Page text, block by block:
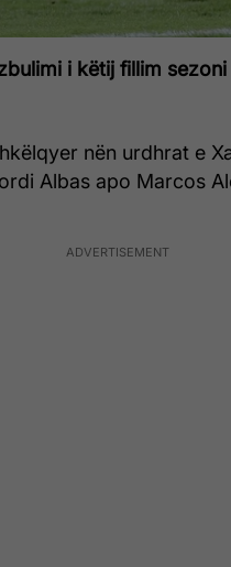
i këtij fillim
nën urdhrat e
Albas apo Marcos